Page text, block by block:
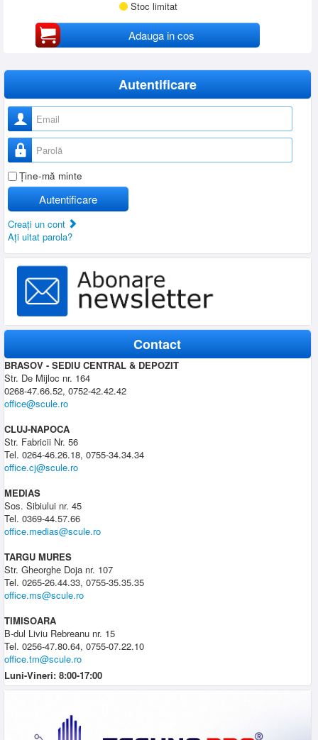
Stoc limitat
Adauga in cos
Autentificare
Nume utilizator
Parolă
Ţine-mă minte
Autentificare
Creaţi un cont
Aţi uitat parola?
Contact
BRASOV - SEDIU CENTRAL & DEPOZIT
Str. De Mijloc nr. 164
0268-47.66.52, 0752-42.42.42
office@scule.ro
CLUJ-NAPOCA
Str. Fabricii Nr. 56
Tel. 0264-46.26.18, 0755-34.34.34
office.cj@scule.ro
MEDIAS
Sos. Sibiului nr. 45
Tel. 0369-44.57.66
office.medias@scule.ro
TARGU MURES
Str. Gheorghe Doja nr. 107
Tel. 0265-26.44.33, 0755-35.35.35
office.ms@scule.ro
TIMISOARA
B-dul Liviu Rebreanu nr. 15
Tel. 0256-47.80.64, 0755-07.22.10
office.tm@scule.ro
Luni-Vineri: 8:00-17:00